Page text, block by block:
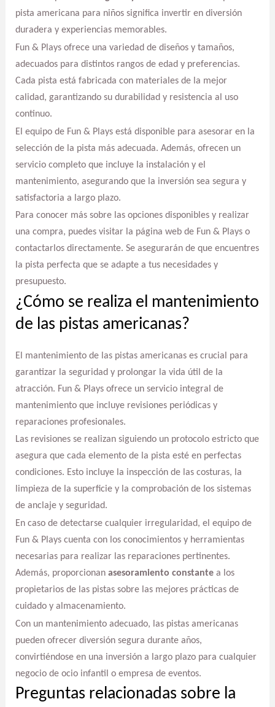
pista americana para niños significa invertir en diversión
duradera y experiencias memorables.
Fun & Plays ofrece una variedad de diseños y tamaños,
adecuados para distintos rangos de edad y preferencias.
Cada pista está fabricada con materiales de la mejor
calidad, garantizando su durabilidad y resistencia al uso
continuo.
El equipo de Fun & Plays está disponible para asesorar en la
selección de la pista más adecuada. Además, ofrecen un
servicio completo que incluye la instalación y el
mantenimiento, asegurando que la inversión sea segura y
satisfactoria a largo plazo.
Para conocer más sobre las opciones disponibles y realizar
una compra, puedes visitar la página web de Fun & Plays o
contactarlos directamente. Se asegurarán de que encuentres
la pista perfecta que se adapte a tus necesidades y
presupuesto.
¿Cómo se realiza el mantenimiento
de las pistas americanas?
El mantenimiento de las pistas americanas es crucial para
garantizar la seguridad y prolongar la vida útil de la
atracción. Fun & Plays ofrece un servicio integral de
mantenimiento que incluye revisiones periódicas y
reparaciones profesionales.
Las revisiones se realizan siguiendo un protocolo estricto que
asegura que cada elemento de la pista esté en perfectas
condiciones. Esto incluye la inspección de las costuras, la
limpieza de la superficie y la comprobación de los sistemas
de anclaje y seguridad.
En caso de detectarse cualquier irregularidad, el equipo de
Fun & Plays cuenta con los conocimientos y herramientas
necesarias para realizar las reparaciones pertinentes.
Además, proporcionan asesoramiento constantea los
propietarios de las pistas sobre las mejores prácticas de
cuidado y almacenamiento.
Con un mantenimiento adecuado, las pistas americanas
pueden ofrecer diversión segura durante años,
convirtiéndose en una inversión a largo plazo para cualquier
negocio de ocio infantil o empresa de eventos.
Preguntas relacionadas sobre la